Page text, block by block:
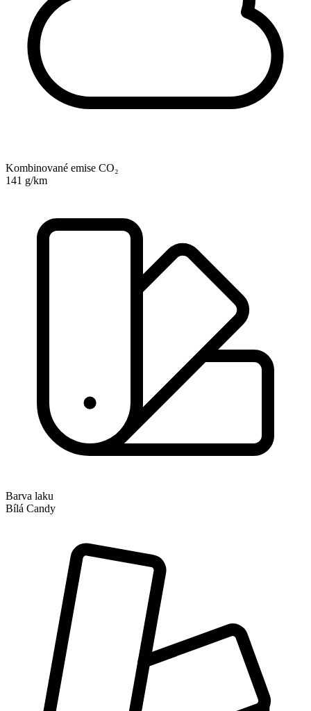
Kombinované emise CO₂
141 g/km
Barva laku
Bílá Candy